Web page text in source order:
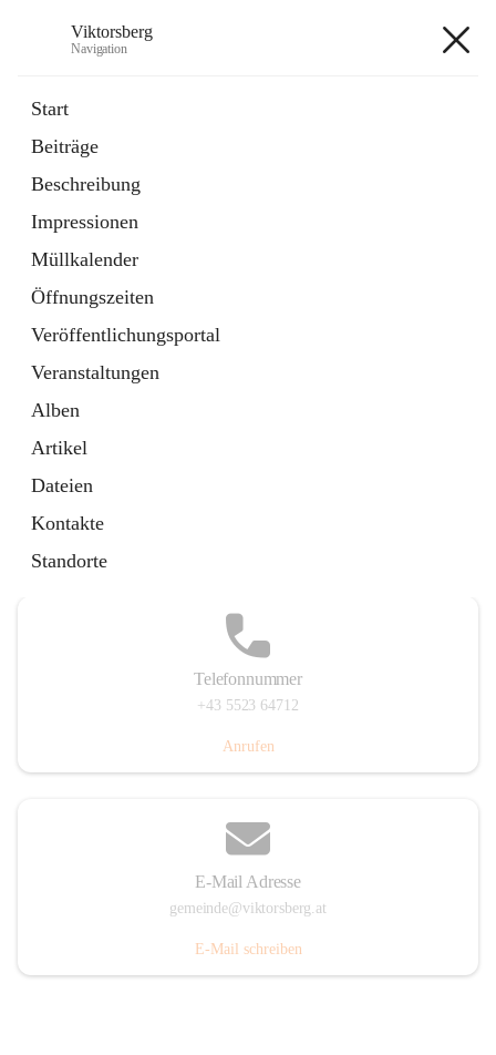
Viktorsberg
Navigation
Start
Beiträge
Beschreibung
Impressionen
Müllkalender
Öffnungszeiten
Veröffentlichungsportal
Veranstaltungen
Alben
Artikel
Dateien
Kontakte
Standorte
1 Schnellzugriff
Bürgerservice
10 Schnellzugriffe
Telefonnummer
+43 5523 64712
Anrufen
E-Mail Adresse
gemeinde@viktorsberg.at
E-Mail schreiben